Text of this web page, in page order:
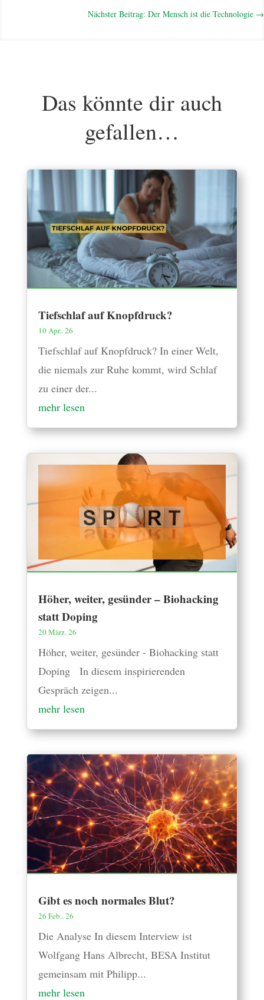
Nächster Beitrag: Der Mensch ist die Technologie →
Das könnte dir auch
gefallen…
Tiefschlaf auf Knopfdruck?
10 Apr.. 26
Tiefschlaf auf Knopfdruck? In einer Welt,
die niemals zur Ruhe kommt, wird Schlaf
zu einer der...
mehr lesen
Höher, weiter, gesünder – Biohacking
statt Doping
20 März. 26
Höher, weiter, gesünder - Biohacking statt
Doping In diesem inspirierenden
Gespräch zeigen...
mehr lesen
Gibt es noch normales Blut?
26 Feb.. 26
Die Analyse In diesem Interview ist
Wolfgang Hans Albrecht, BESA Institut
gemeinsam mit Philipp...
mehr lesen